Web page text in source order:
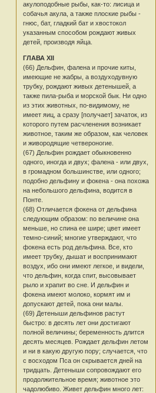
акулоподобные рыбы, как-то: лисица и
собачья акула, а также плоские рыбы -
гнюс, бат, гладкий бат и хвостокол
указанным способом рождают живых
детей, производя яйца.
ГЛАВА XII
(66) Дельфин, фалена и прочие киты,
имеющие не жабры, а воздуходувную
трубку, рождают живых детенышей, а
также пила-рыба и морской бык. Ни одно
из этих животных, по-видимому, не
имеет яиц, а сразу [получает] зачаток, из
которого путем расчленения возникает
животное, таким же образом, как человек
и живородящие четвероногие.
(67) Дельфин рождает обыкновенно
одного, иногда и двух; фалена - или двух,
в громадном большинстве, или одного;
подобно дельфину и фокена - она похожа
на небольшого дельфина, водится в
Понте.
(68) Отличается фокена от дельфина
следующим образом: по величине она
меньше, но спина ее шире; цвет имеет
темно-синий; многие утверждают, что
фокена есть род дельфина. Все, кто
имеет трубку, дышат и воспринимают
воздух, ибо они имеют легкое, и видели,
что дельфин, когда спит, высовывает
рыло и храпит во сне. И дельфин и
фокена имеют молоко, кормят им и
допускают детей, пока они малы.
(69) Детеныши дельфинов растут
быстро: в десять лет они достигают
полной величины; беременность длится
десять месяцев. Рождает дельфин летом
и ни в какую другую пору; случается, что
с восходом Пса он скрывается дней на
тридцать. Детеныши сопровождают его
продолжительное время; животное это
чадолюбиво. Живет дельфин много лет: